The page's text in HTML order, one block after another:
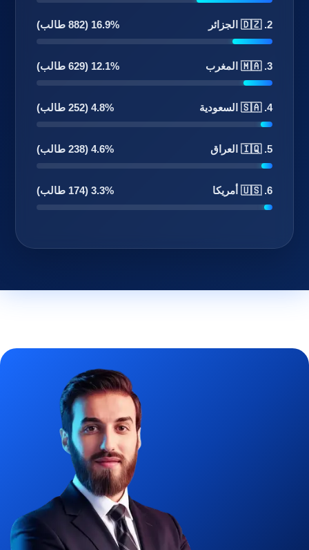
2. 🇩🇿 الجزائر 16.9% (882 طالب)
3. 🇲🇦 المغرب 12.1% (629 طالب)
4. 🇸🇦 السعودية 4.8% (252 طالب)
5. 🇮🇶 العراق 4.6% (238 طالب)
6. 🇺🇸 أمريكا 3.3% (174 طالب)